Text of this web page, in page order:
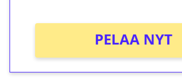
PELAA NYT